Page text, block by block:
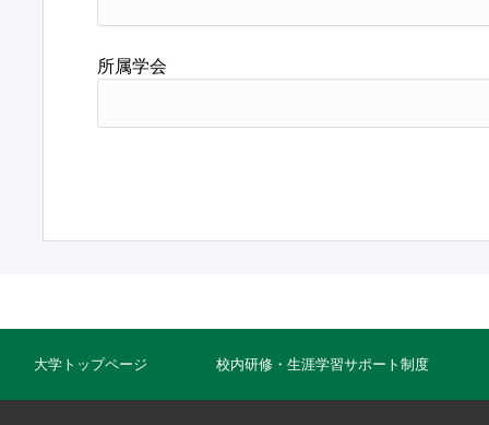
所属学会
大学トップページ 校内研修・生涯学習サポート制度